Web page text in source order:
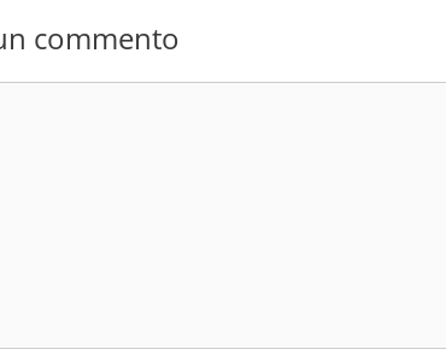
commento